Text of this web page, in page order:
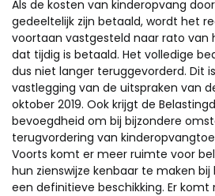
Als de kosten van kinderopvang
gedeeltelijk zijn betaald, wordt het
voortaan vastgesteld naar rato van
dat tijdig is betaald. Het volledige
dus niet langer teruggevorderd. Dit
vastlegging van de uitspraken van
oktober 2019. Ook krijgt de
bevoegdheid om bij bijzondere
terugvordering van
Voorts komt er meer ruimte voor
hun zienswijze kenbaar te maken
een definitieve beschikking. Er